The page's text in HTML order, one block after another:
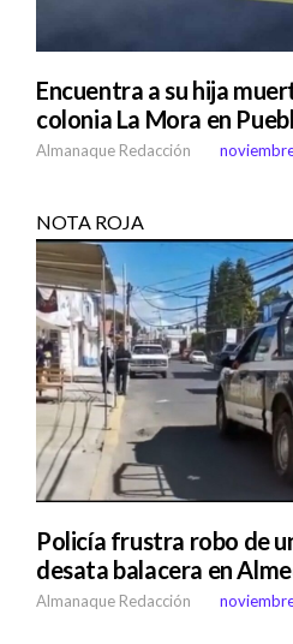
Encuentra a su hija
colonia La Mora en
Almanaque Redacción
NOTA ROJA
Policía frustra robo de
desata balacera en
Almanaque Redacción